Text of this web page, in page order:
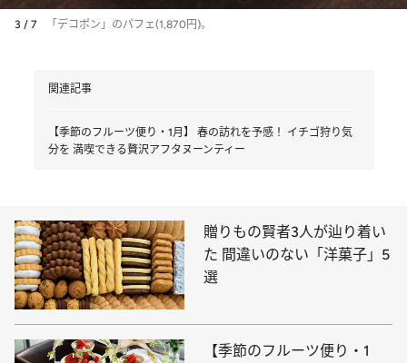
3 / 7 「デコポン」のパフェ(1,870円)。
関連記事
【季節のフルーツ便り・1月】 春の訪れを予感！ イチゴ狩り気
分を 満喫できる贅沢アフタヌーンティー
贈りもの賢者3人が辿り着い
た 間違いのない「洋菓子」5
選
【季節のフルーツ便り・1